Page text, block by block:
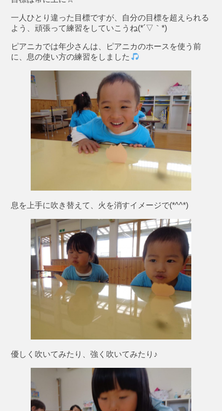
一人ひとり違った目標ですが、自分の目標を超えられる
よう、頑張って練習をしていこうね(*´▽｀*)
ピアニカでは年少さんは、ピアニカのホースを使う前
に、息の使い方の練習をしました
息を上手に吹き替えて、火を消すイメージで(*^^*)
優しく吹いてみたり、強く吹いてみたり♪